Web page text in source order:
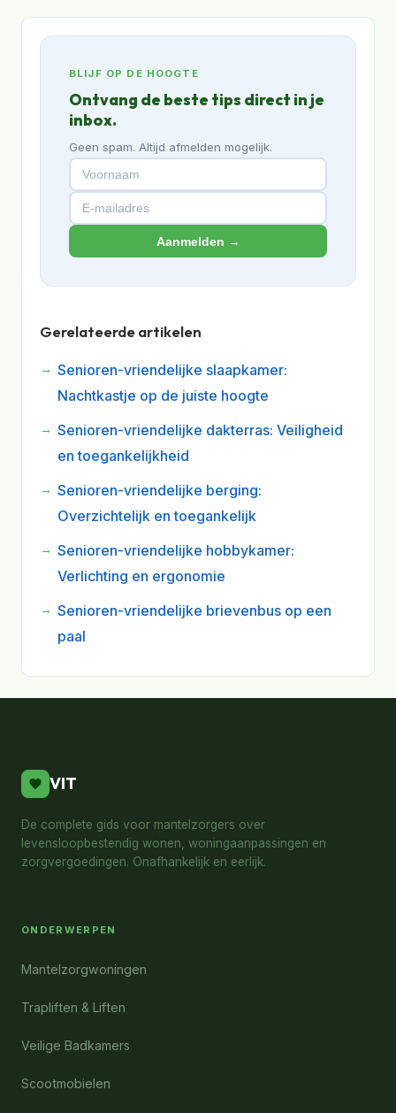
BLIJF OP DE HOOGTE
Ontvang de beste tips direct in je
inbox.
Geen spam. Altijd afmelden mogelijk.
Aanmelden →
Gerelateerde artikelen
Senioren-vriendelijke slaapkamer:
Nachtkastje op de juiste hoogte
Senioren-vriendelijke dakterras: Veiligheid
en toegankelijkheid
Senioren-vriendelijke berging:
Overzichtelijk en toegankelijk
Senioren-vriendelijke hobbykamer:
Verlichting en ergonomie
Senioren-vriendelijke brievenbus op een
paal
VIT
De complete gids voor mantelzorgers over
levensloopbestendig wonen, woningaanpassingen en
zorgvergoedingen. Onafhankelijk en eerlijk.
ONDERWERPEN
Mantelzorgwoningen
Trapliften & Liften
Veilige Badkamers
Scootmobielen